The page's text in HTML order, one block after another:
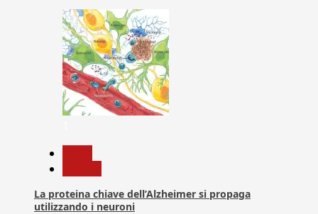
La proteina chiave dell’Alzheimer si propaga
utilizzando i neuroni